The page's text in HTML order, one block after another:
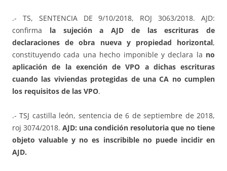
.- TS, SENTENCIA DE 9/10/2018, ROJ 3063/2018. AJD:
confirma la sujeción a AJD de las escrituras de
declaraciones de obra nueva y propiedad horizontal,
constituyendo cada una hecho imponible y declara la no
aplicación de la exención de VPO a dichas escrituras
cuando las viviendas protegidas de una CA no cumplen
los requisitos de las VPO.
.- TSJ castilla león, sentencia de 6 de septiembre de 2018,
roj 3074/2018. AJD: una condición resolutoria que no tiene
objeto valuable y no es inscribible no puede incidir en
AJD.